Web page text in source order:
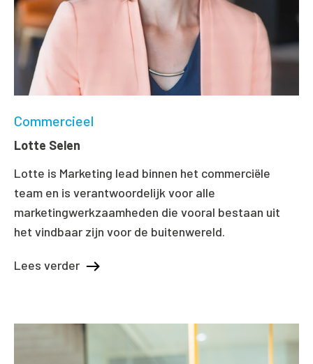
Commercieel
Lotte Selen
Lotte is Marketing lead binnen het commerciële
team en is verantwoordelijk voor alle
marketingwerkzaamheden die vooral bestaan uit
het vindbaar zijn voor de buitenwereld.
Lees verder